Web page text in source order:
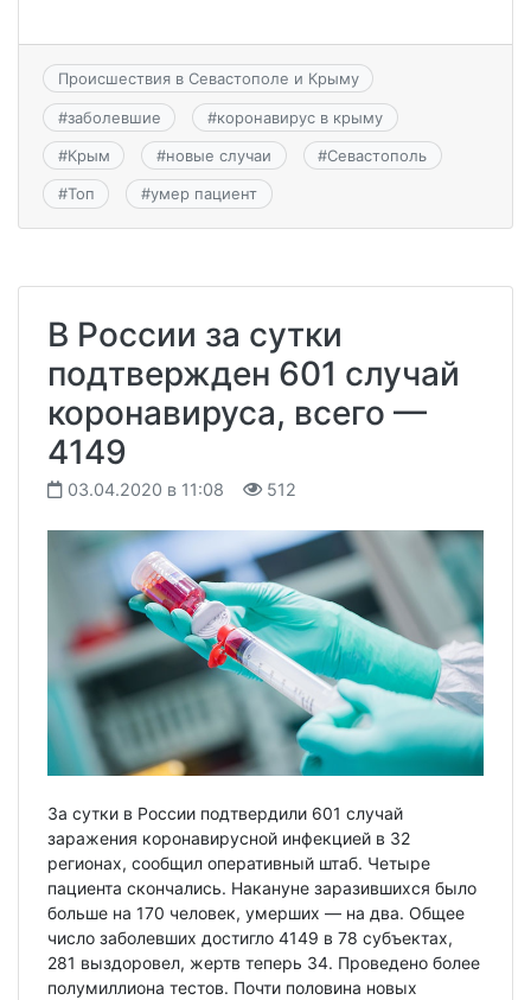
Происшествия в Севастополе и Крыму
#заболевшие #коронавирус в крыму
#Крым #новые случаи #Севастополь
#Топ #умер пациент
В России за сутки
подтвержден 601 случай
коронавируса, всего —
4149
03.04.2020 в 11:08 512
За сутки в России подтвердили 601 случай
заражения коронавирусной инфекцией в 32
регионах, сообщил оперативный штаб. Четыре
пациента скончались. Накануне заразившихся было
больше на 170 человек, умерших — на два. Общее
число заболевших достигло 4149 в 78 субъектах,
281 выздоровел, жертв теперь 34. Проведено более
полумиллиона тестов. Почти половина новых